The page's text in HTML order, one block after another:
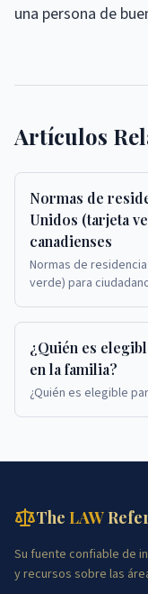
una persona de
Artículos
Normas de
Unidos (tarjeta
canadienses
Normas de
verde) para
¿Quién es
en la familia?
¿Quién es elegible
The LAW
Su fuente confiable de
y recursos sobre las